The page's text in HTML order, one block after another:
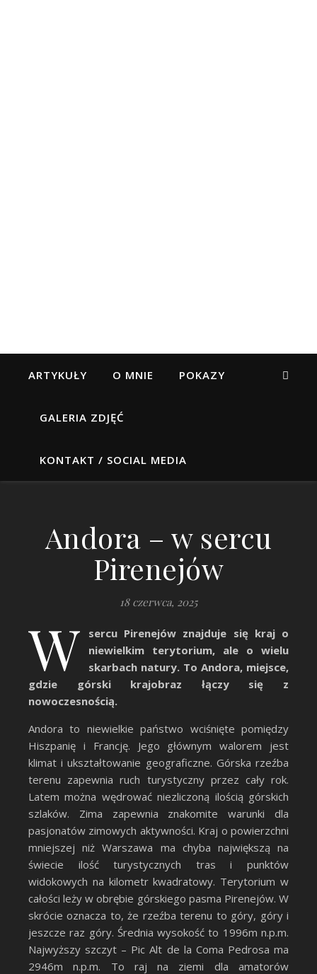
ARTYKUŁY O MNIE POKAZY
GALERIA ZDJĘĆ
KONTAKT / SOCIAL MEDIA
Andora – w sercu
Pirenejów
18 czerwca, 2025
W
sercu Pirenejów znajduje się kraj o
niewielkim terytorium, ale o wielu
skarbach natury. To Andora, miejsce,
gdzie górski krajobraz łączy się z
nowoczesnością.
Andora to niewielkie państwo wciśnięte pomiędzy
Hiszpanię i Francję. Jego głównym walorem jest
klimat i ukształtowanie geograficzne. Górska rzeźba
terenu zapewnia ruch turystyczny przez cały rok.
Latem można wędrować niezliczoną ilością górskich
szlaków. Zima zapewnia znakomite warunki dla
pasjonatów zimowych aktywności. Kraj o powierzchni
mniejszej niż Warszawa ma chyba największą na
świecie ilość turystycznych tras i punktów
widokowych na kilometr kwadratowy. Terytorium w
całości leży w obrębie górskiego pasma Pirenejów. W
skrócie oznacza to, że rzeźba terenu to góry, góry i
jeszcze raz góry. Średnia wysokość to 1996m n.p.m.
Najwyższy szczyt – Pic Alt de la Coma Pedrosa ma
2946m n.p.m. To raj na ziemi dla amatorów